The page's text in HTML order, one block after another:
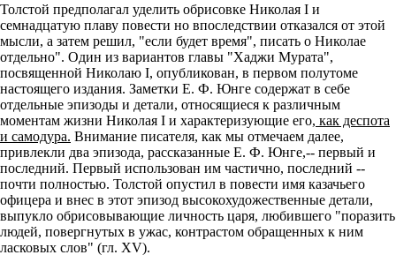
Толстой предполагал уделить обрисовке Николая I и
семнадцатую плаву повести но впоследствии отказался от этой
мысли, а затем решил, "если будет время", писать о Николае
отдельно". Один из вариантов главы "Хаджи Мурата",
посвященной Николаю I, опубликован, в первом полутоме
настоящего издания. Заметки Е. Ф. Юнге содержат в себе
отдельные эпизоды и детали, относящиеся к различным
моментам жизни Николая I и характеризующие его, как деспота
и самодура. Внимание писателя, как мы отмечаем далее,
привлекли два эпизода, рассказанные Е. Ф. Юнге,-- первый и
последний. Первый использован им частично, последний --
почти полностью. Толстой опустил в повести имя казачьего
офицера и внес в этот эпизод высокохудожественные детали,
выпукло обрисовывающие личность царя, любившего "поразить
людей, повергнутых в ужас, контрастом обращенных к ним
ласковых слов" (гл. XV).